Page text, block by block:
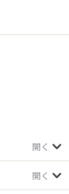
開く
開く